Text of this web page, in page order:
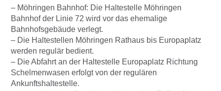
– Möhringen Bahnhof: Die Haltestelle Möhringen
Bahnhof der Linie 72 wird vor das ehemalige
Bahnhofsgebäude verlegt.
– Die Haltestellen Möhringen Rathaus bis Europaplatz
werden regulär bedient.
– Die Abfahrt an der Haltestelle Europaplatz Richtung
Schelmenwasen erfolgt von der regulären
Ankunftshaltestelle.